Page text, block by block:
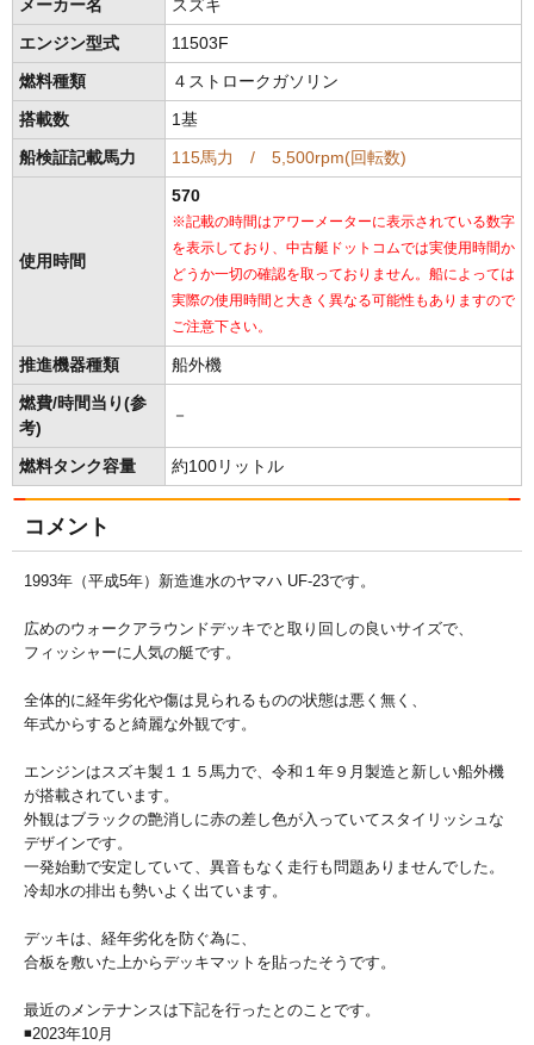
メーカー名 スズキ
エンジン型式 11503F
燃料種類 ４ストロークガソリン
搭載数 1基
船検証記載馬力 115馬力 / 5,500rpm(回転数)
使用時間
570
※記載の時間はアワーメーターに表示されている数字
を表示しており、中古艇ドットコムでは実使用時間か
どうか一切の確認を取っておりません。船によっては
実際の使用時間と大きく異なる可能性もありますので
ご注意下さい。
推進機器種類 船外機
燃費/時間当り(参
考)
－
燃料タンク容量 約100リットル
コメント
1993年（平成5年）新造進水のヤマハ UF-23です。
広めのウォークアラウンドデッキでと取り回しの良いサイズで、
フィッシャーに人気の艇です。
全体的に経年劣化や傷は見られるものの状態は悪く無く、
年式からすると綺麗な外観です。
エンジンはスズキ製１１５馬力で、令和１年９月製造と新しい船外機
が搭載されています。
外観はブラックの艶消しに赤の差し色が入っていてスタイリッシュな
デザインです。
一発始動で安定していて、異音もなく走行も問題ありませんでした。
冷却水の排出も勢いよく出ています。
デッキは、経年劣化を防ぐ為に、
合板を敷いた上からデッキマットを貼ったそうです。
最近のメンテナンスは下記を行ったとのことです。
◾️2023年10月